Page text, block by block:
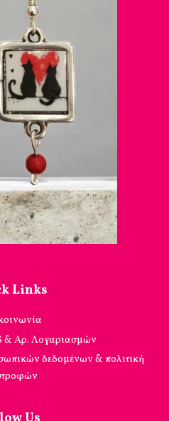
Links
& Αρ. Λογαριασμών
δεδομένων & πολιτική